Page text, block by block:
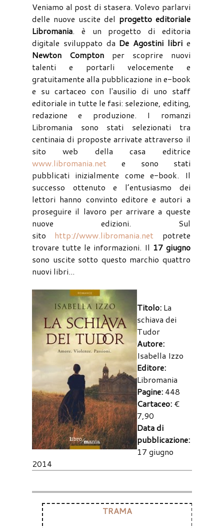
Veniamo al post di stasera. Volevo parlarvi
delle nuove uscite del progetto editoriale
Libromania. è un progetto di editoria
digitale sviluppato da De Agostini libri e
Newton Comptonper scoprire nuovi
talenti e portarli velocemente e
gratuitamente alla pubblicazione in e-book
e su cartaceo con l'ausilio di uno staff
editoriale in tutte le fasi: selezione, editing,
redazione e produzione. I romanzi
Libromania sono stati selezionati tra
centinaia di proposte arrivate attraverso il
sito web della casa editrice
www.libromania.net e sono stati
pubblicati inizialmente come e-book. Il
successo ottenuto e l’entusiasmo dei
lettori hanno convinto editore e autori a
proseguire il lavoro per arrivare a queste
nuove edizioni. Sul
sito http://www.libromania.net potrete
trovare tutte le informazioni. Il 17 giugno
sono uscite sotto questo marchio quattro
nuovi libri...
Titolo: La
schiava dei
Tudor
Autore:
Isabella Izzo
Editore:
Libromania
Pagine: 448
Cartaceo: €
7,90
Data di
pubblicazione:
17 giugno
2014
TRAMA